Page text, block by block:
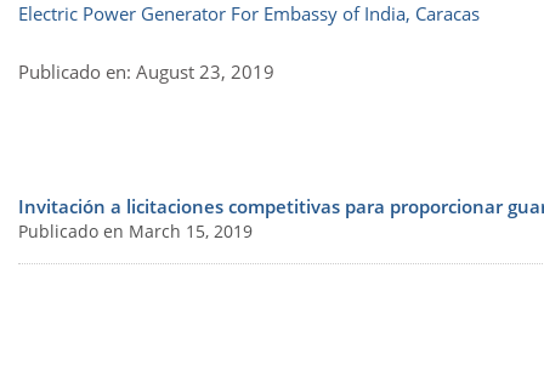
Electric Power Generator For Embassy of India, Caracas
Publicado en: August 23, 2019
Invitación a licitaciones competitivas para proporcionar
Publicado en March 15, 2019